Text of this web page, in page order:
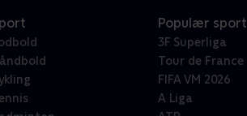
Populær sport
3F Superliga
Tour de France
FIFA VM 2026
A Liga